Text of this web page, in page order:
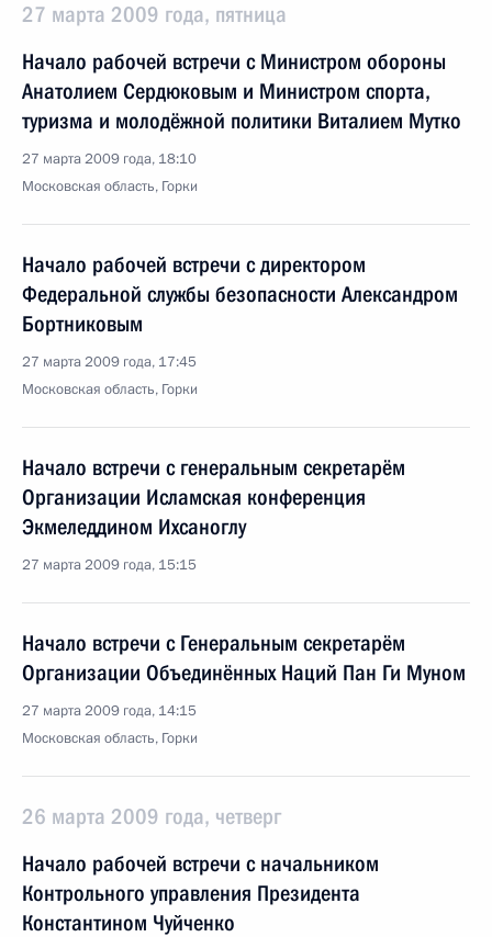
27 марта 2009 года, пятница
Начало рабочей встречи с Министром обороны
Анатолием Сердюковым и Министром спорта,
туризма и молодёжной политики Виталием Мутко
27 марта 2009 года, 18:10
Московская область, Горки
Начало рабочей встречи с директором
Федеральной службы безопасности Александром
Бортниковым
27 марта 2009 года, 17:45
Московская область, Горки
Начало встречи с генеральным секретарём
Организации Исламская конференция
Экмеледдином Ихсаноглу
27 марта 2009 года, 15:15
Начало встречи с Генеральным секретарём
Организации Объединённых Наций Пан Ги Муном
27 марта 2009 года, 14:15
Московская область, Горки
26 марта 2009 года, четверг
Начало рабочей встречи с начальником
Контрольного управления Президента
Константином Чуйченко